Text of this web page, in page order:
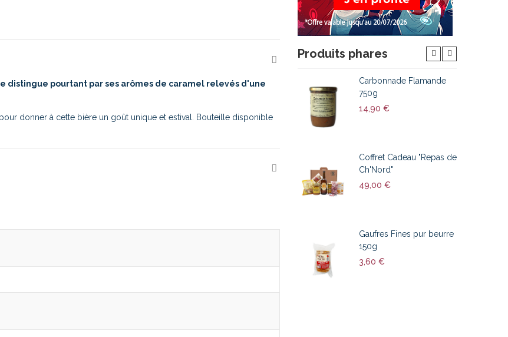
distingue pourtant par ses arômes de caramel relevés d'une
donner à cette bière un goût unique et estival. Bouteille disponible
Produits phares
Carbonnade Flamande
750g
14,90 €
Coffret Cadeau "Repas de
Ch'Nord"
49,00 €
Gaufres Fines pur beurre
150g
3,60 €